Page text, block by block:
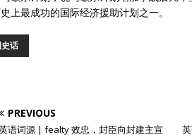
上最成功的国际经济援助计划之一。
话
PREVIOUS
语词源 | fealty 效忠，封臣向封建主宣